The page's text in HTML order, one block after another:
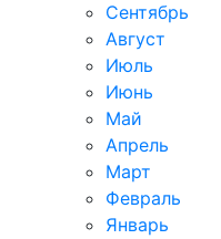
Сентябрь
Август
Июль
Июнь
Май
Апрель
Март
Февраль
Январь